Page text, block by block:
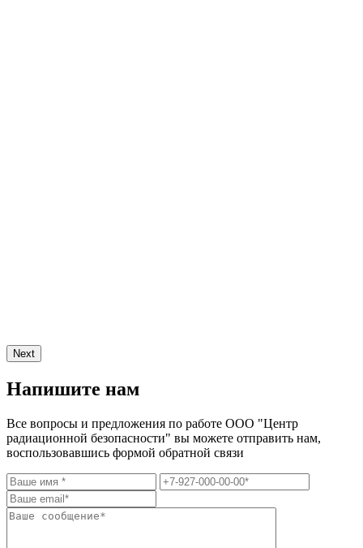
Next
Напишите нам
Все вопросы и предложения по работе ООО "Центр
радиационной безопасности" вы можете отправить нам,
воспользовавшись формой обратной связи